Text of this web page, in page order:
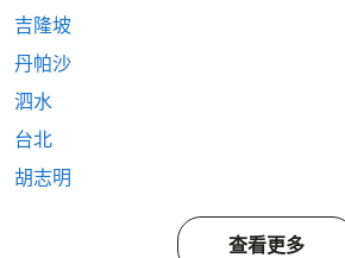
吉隆坡
丹帕沙
泗水
台北
胡志明
查看更多